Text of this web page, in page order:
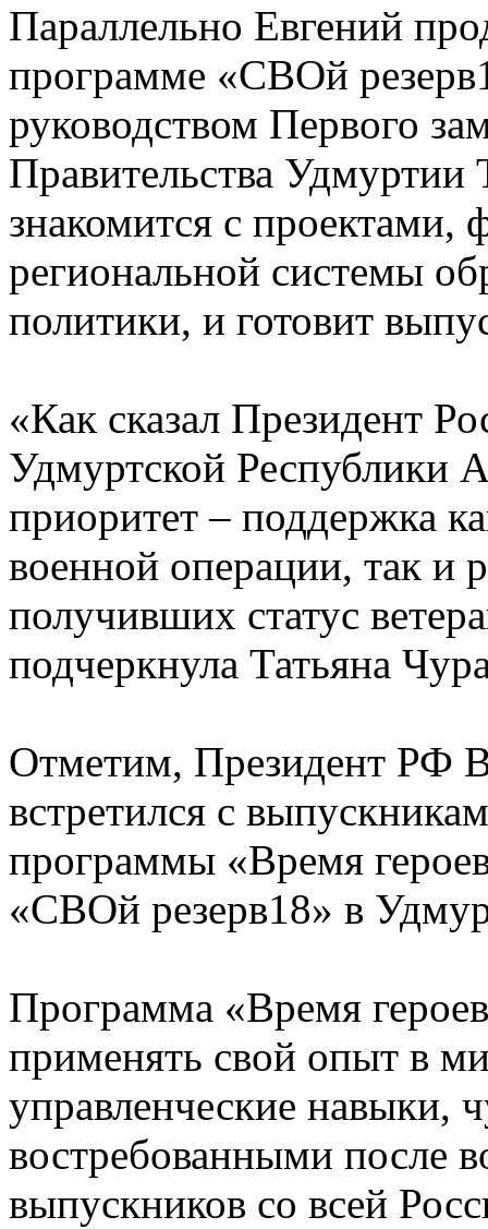
Параллельно Евгений
программе «СВОй
руководством Первого
Правительства
знакомится с
региональной системы
политики, и готовит
«Как сказал Президент
Удмуртской Республики
приоритет – поддержка
военной операции, так и
получивших статус
подчеркнула Татьяна
Отметим, Президент РФ
встретился с
программы «Время
«СВОй резерв18» в
Программа «Время
применять свой опыт в
управленческие навыки,
востребованными после
выпускников со всей